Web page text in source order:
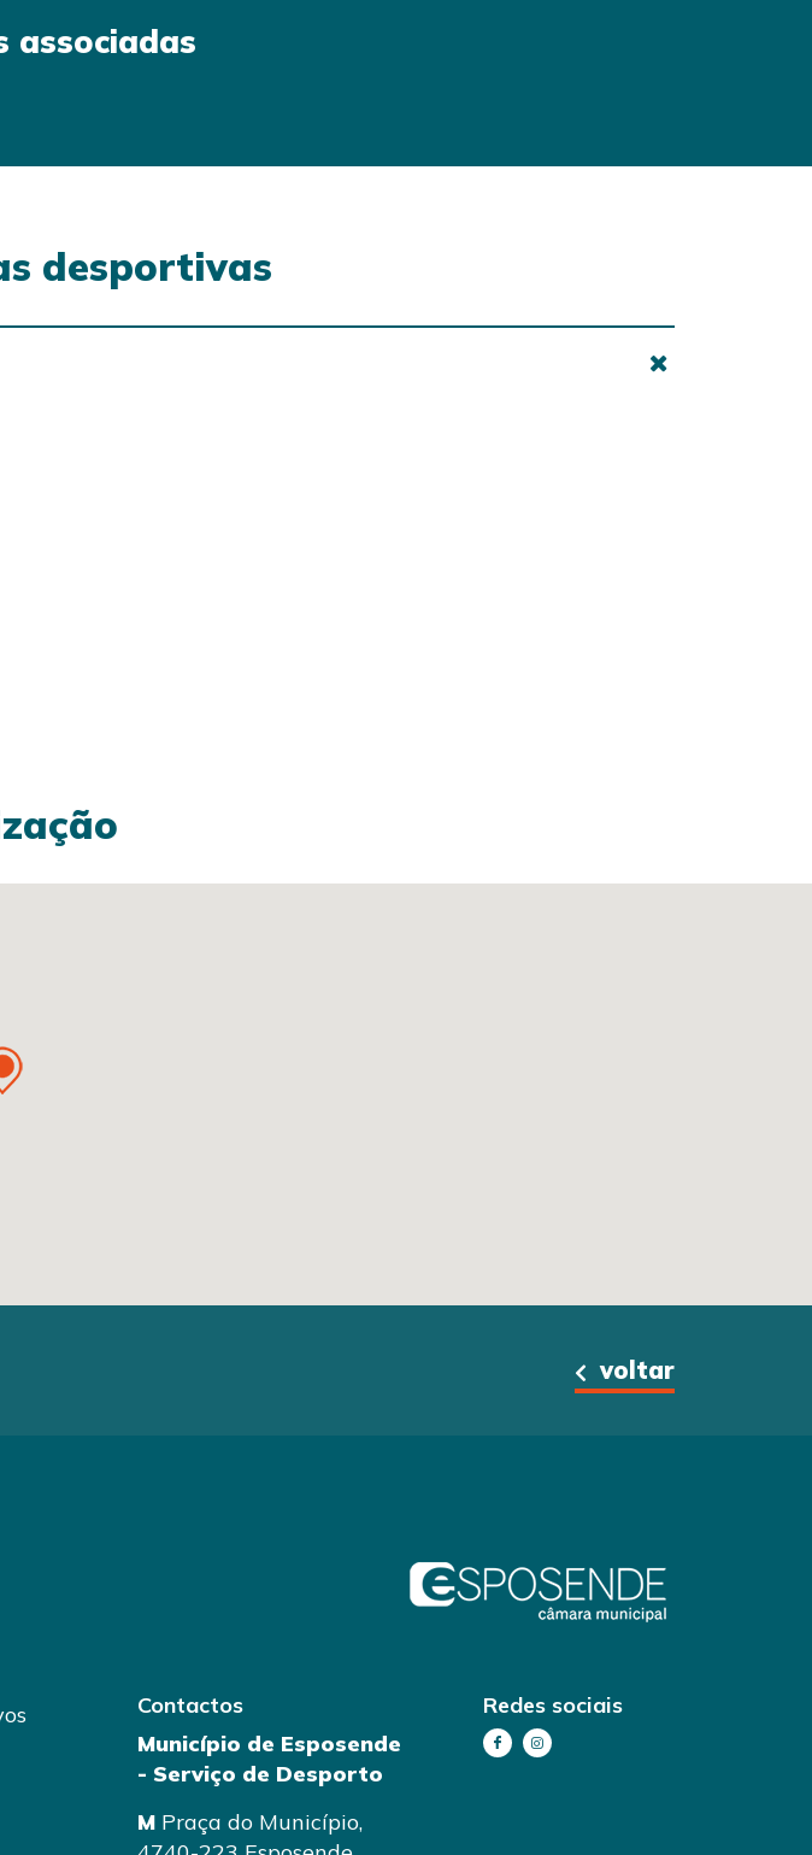
associadas
desportivas
voltar
Contactos
Município de Esposende
- Serviço de Desporto
MPraça do Município,
Redes sociais